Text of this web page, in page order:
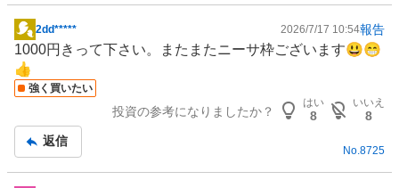
掲
示
板
記
2dd***** 2026/7/17 10:54報告
1000円きって下さい。またまたニーサ枠ございます😃😁
👍
強く買いたい
投資の参考になりましたか？
はい
8
いいえ
8
返信
No. 8725